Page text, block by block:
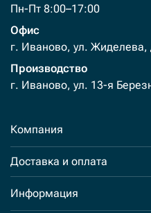
Пн-Пт 8:00–17:00
Офис
г. Иваново, ул. Жиделева,
Производство
г. Иваново, ул. 13-я
Компания
Доставка и оплата
Информация